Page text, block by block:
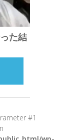
た結
#1